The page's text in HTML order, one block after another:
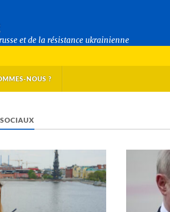
et de la résistance ukrainienne
NOUS ?